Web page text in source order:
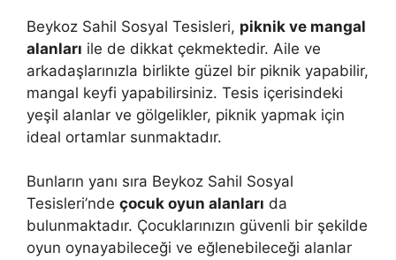
Beykoz Sahil Sosyal Tesisleri, piknik ve mangal
alanları ile de dikkat çekmektedir. Aile ve
arkadaşlarınızla birlikte güzel bir piknik yapabilir,
mangal keyfi yapabilirsiniz. Tesis içerisindeki
yeşil alanlar ve gölgelikler, piknik yapmak için
ideal ortamlar sunmaktadır.
Bunların yanı sıra Beykoz Sahil Sosyal
Tesisleri’nde çocuk oyun alanları da
bulunmaktadır. Çocuklarınızın güvenli bir şekilde
oyun oynayabileceği ve eğlenebileceği alanlar